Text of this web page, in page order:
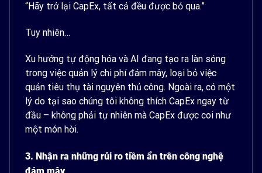
“Hãy trở lại CapEx, tất cả đều được bỏ qua.”
Tuy nhiên…
Xu hướng tự động hóa và AI đang tạo ra làn sóng
trong việc quản lý chi phí đám mây, loại bỏ việc
quản tiêu thụ tài nguyên thủ công. Ngoài ra, có một
lý do tại sao chúng tôi không thích CapEx ngay từ
đầu – không phải tự nhiên mà CapEx được coi như
một món hời.
3. Nhận ra những rủi ro tiềm ẩn trên công nghệ
đám mây